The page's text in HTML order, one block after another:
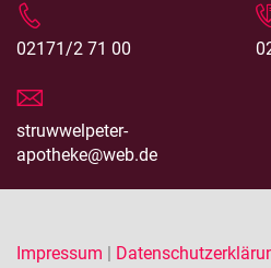
02171/2 71 00
struwwelpeter-
apotheke@web.de
Impressum |